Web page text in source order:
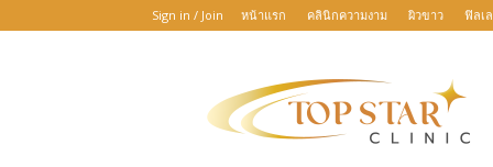
Sign in / Join หน้าแรก คลินิกความงาม ผิวขาว ฟิลเ
TOP
STAR
CLINIC